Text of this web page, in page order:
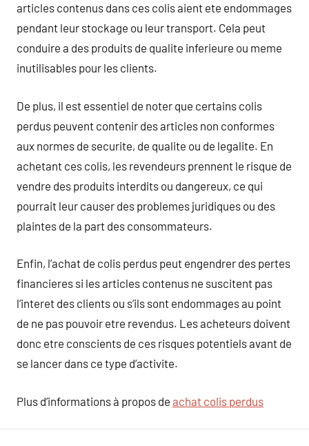
articles contenus dans ces colis aient ete endommages
pendant leur stockage ou leur transport. Cela peut
conduire a des produits de qualite inferieure ou meme
inutilisables pour les clients.
De plus, il est essentiel de noter que certains colis
perdus peuvent contenir des articles non conformes
aux normes de securite, de qualite ou de legalite. En
achetant ces colis, les revendeurs prennent le risque de
vendre des produits interdits ou dangereux, ce qui
pourrait leur causer des problemes juridiques ou des
plaintes de la part des consommateurs.
Enfin, l’achat de colis perdus peut engendrer des pertes
financieres si les articles contenus ne suscitent pas
l’interet des clients ou s’ils sont endommages au point
de ne pas pouvoir etre revendus. Les acheteurs doivent
donc etre conscients de ces risques potentiels avant de
se lancer dans ce type d’activite.
Plus d’informations à propos de achat colis perdus